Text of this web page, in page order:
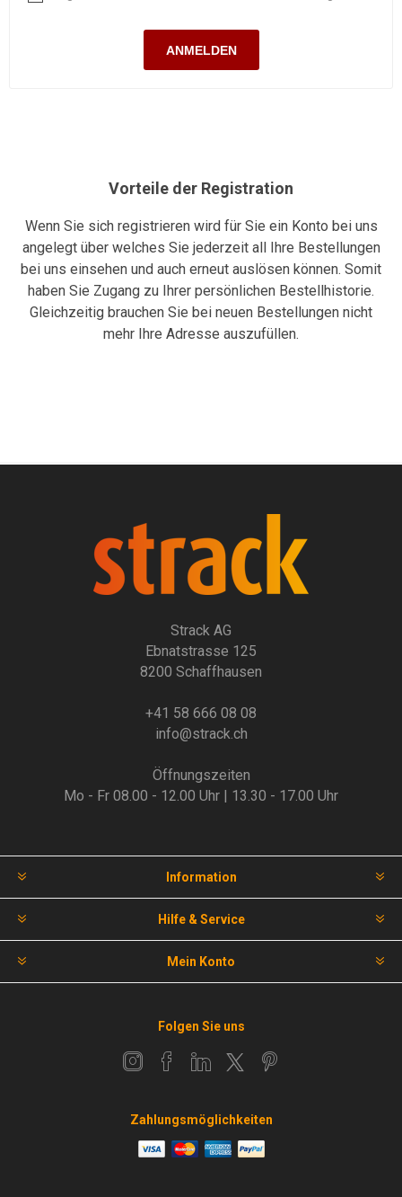
ANMELDEN
Vorteile der Registration
Wenn Sie sich registrieren wird für Sie ein Konto bei uns
angelegt über welches Sie jederzeit all Ihre Bestellungen
bei uns einsehen und auch erneut auslösen können. Somit
haben Sie Zugang zu Ihrer persönlichen Bestellhistorie.
Gleichzeitig brauchen Sie bei neuen Bestellungen nicht
mehr Ihre Adresse auszufüllen.
Strack AG
Ebnatstrasse 125
8200 Schaffhausen
+41 58 666 08 08
info@strack.ch
Öffnungszeiten
Mo - Fr 08.00 - 12.00 Uhr | 13.30 - 17.00 Uhr
Information
Hilfe & Service
Mein Konto
Folgen Sie uns
Zahlungsmöglichkeiten